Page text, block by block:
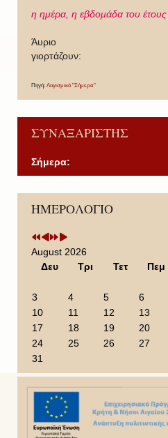
η ημέρα, η εβδομάδα του έτους
Άυριο
γιορτάζουν:
Πηγή: Λογισμικό "Σήμερα"
ΣΥΝΑΞΑΡΙΣΤΗΣ
Σήμερα:
ΗΜΕΡΟΛΟΓΙΟ
P
r
v
i
e
a
r
P
r
v
i
o
o
t
h
N
e
t
Y
e
N
e
t
M
August 2026
Δευ
Τρι Τετ Πεμ
3
4 5 6
10
11 12 13
17
18 19 20
24
25 26 27
31